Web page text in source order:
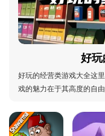
好玩
好玩的经营类游戏大全这
戏的魅力在于其高度的自
置，这些都会直接影响顾
截然不同的结果，让人既